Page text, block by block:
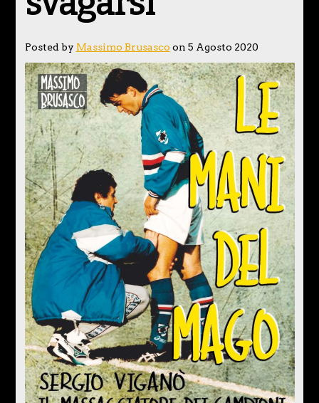
Posted by Massimo Brusasco on 5 Agosto 2020